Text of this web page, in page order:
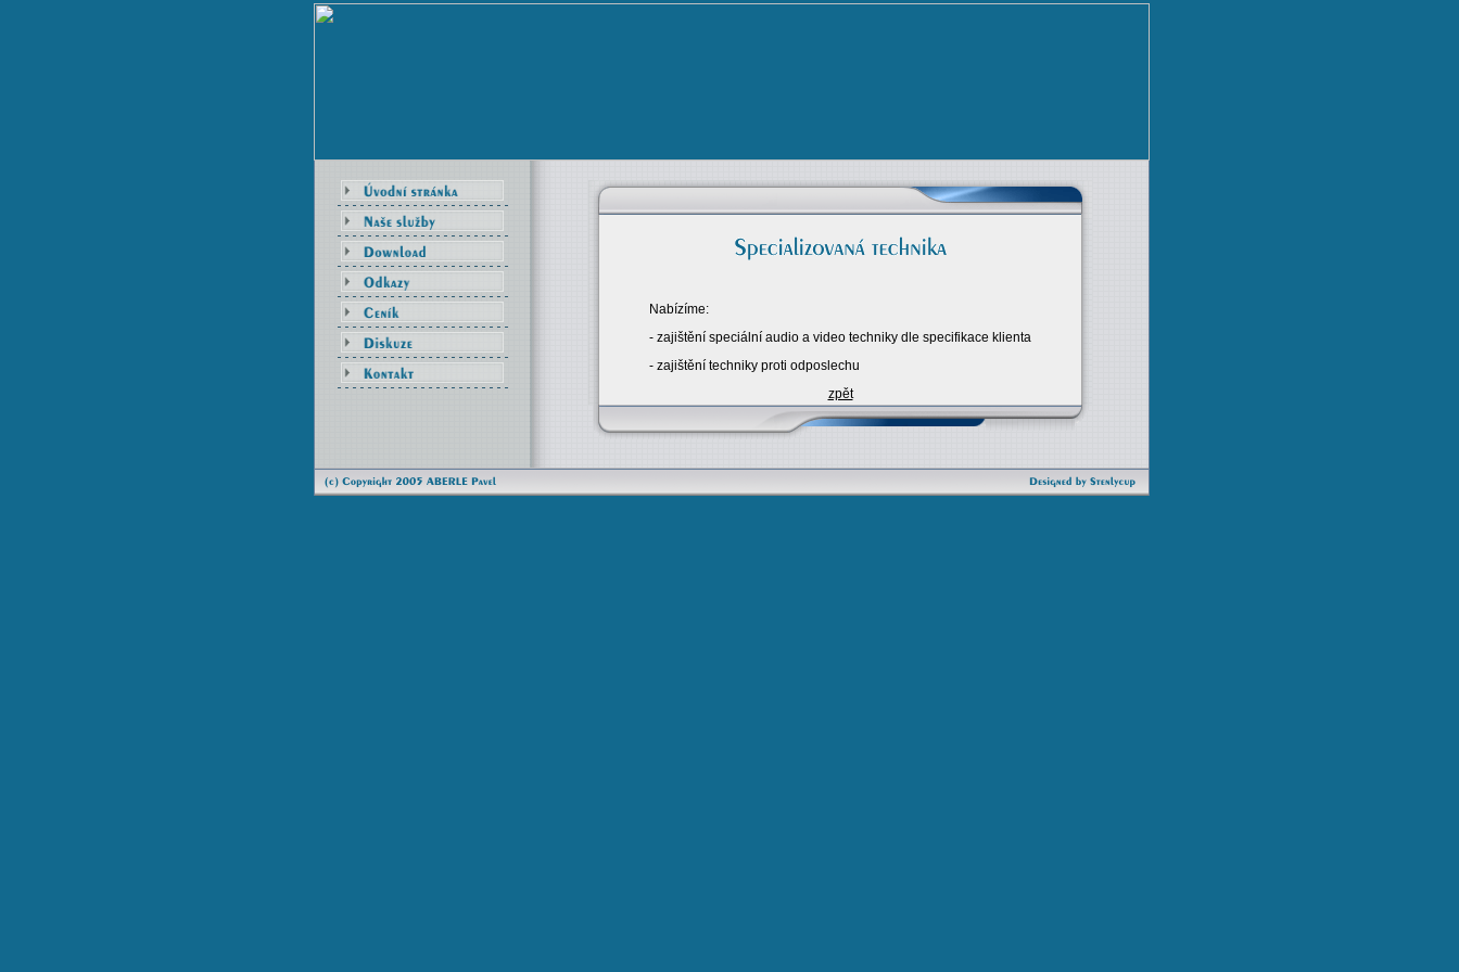
Nabízíme:
- zajištění speciální audio a video techniky dle specifikace klienta
- zajištění techniky proti odposlechu
zpět